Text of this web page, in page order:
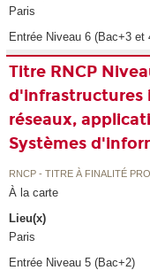
Paris
Entrée Niveau 6 (Bac+3 et
Titre RNCP
d'infrastructures
réseaux,
Systèmes
RNCP - TITRE À FINALITÉ
À la carte
Lieu(x)
Paris
Entrée Niveau 5 (Bac+2)